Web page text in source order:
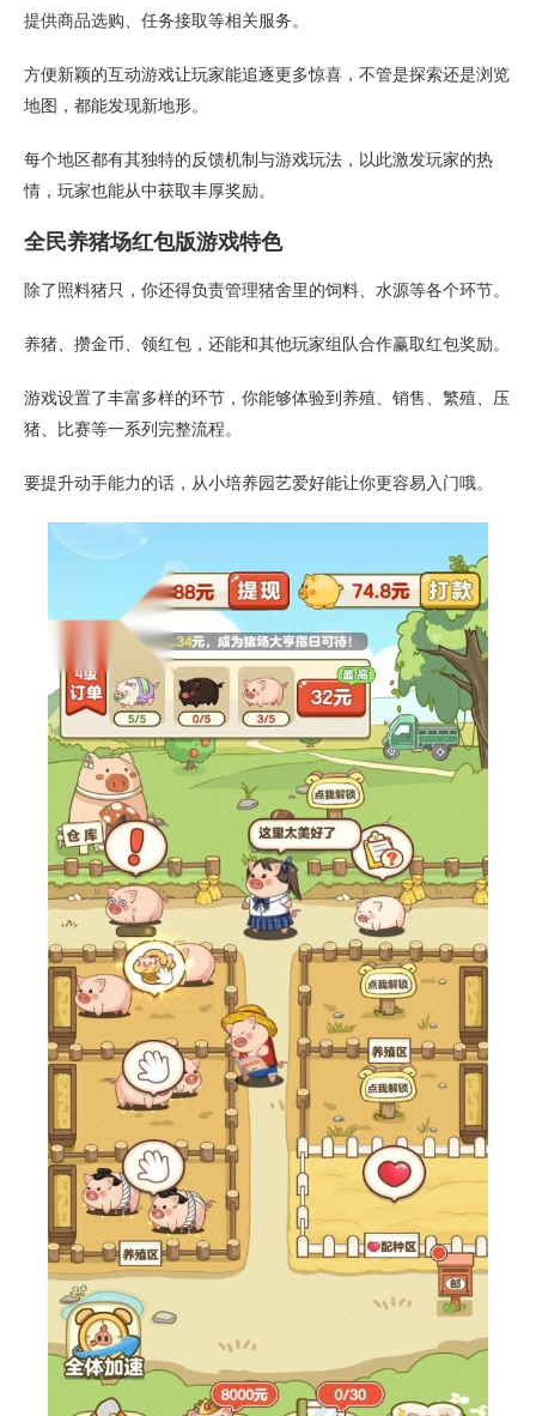
提供商品选购、任务接取等相关服务。
方便新颖的互动游戏让玩家能追逐更多惊喜，不管是探索还是浏览
地图，都能发现新地形。
每个地区都有其独特的反馈机制与游戏玩法，以此激发玩家的热
情，玩家也能从中获取丰厚奖励。
全民养猪场红包版游戏特色
除了照料猪只，你还得负责管理猪舍里的饲料、水源等各个环节。
养猪、攒金币、领红包，还能和其他玩家组队合作赢取红包奖励。
游戏设置了丰富多样的环节，你能够体验到养殖、销售、繁殖、压
猪、比赛等一系列完整流程。
要提升动手能力的话，从小培养园艺爱好能让你更容易入门哦。